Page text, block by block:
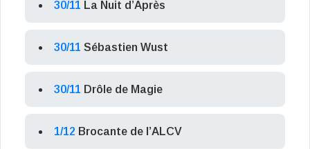
30/11 La Nuit d’Après
30/11 Sébastien Wust
30/11 Drôle de Magie
1/12 Brocante de l’ALCV